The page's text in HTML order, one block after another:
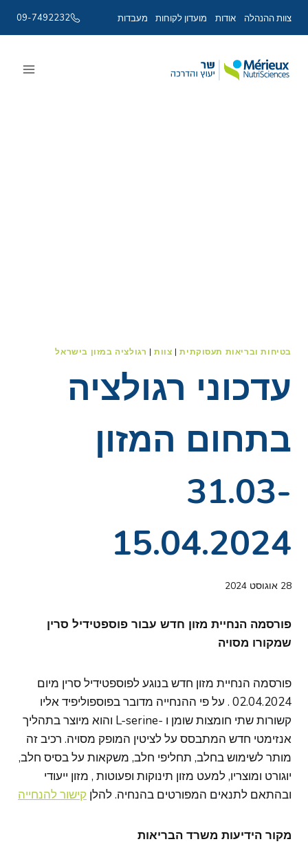
צוות ההנהלה אודות מועדון לקוחות מעבדות 09-7492232
content
בטיחות ובריאות תעסוקתית| צוות| רגולציה במזון בישראל
עדכוני רגולציה
בתחום המזון
31.03-
15.04.2024
28 אוגוסט 2024
פורסמה הנחיית מזון חדש עבור פוספטידיל סרין
שמקורו מסויה
פורסמה הנחיית מזון חדש בנוגע לפוספטידיל סרין מיום
02.04.2024 . על פי ההנחייה מדובר בפוספוליפיד אליו
קשורות שתי חומצות שומן ו -L-serine והוא מיוצר בתהליך
אנזימטי חדש המתבסס על לציטין המופק מסויה. רכיב זה
מותר לשימוש בחלב, תחליפי חלב, משקאות על בסיס חלב,
יוגורט ומוצריו, למעט מזון תינוקות ופעוטות , מזון ייעודי
ובהתאם לתנאים המפורטים בהנחיה. להלן קישור להנחייה
מקור הידיעות משרד הבריאות